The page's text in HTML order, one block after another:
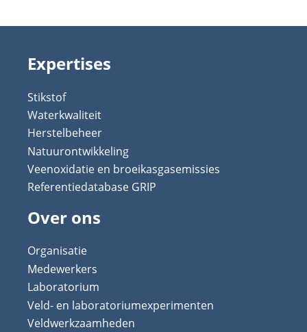
Expertises
Stikstof
Waterkwaliteit
Herstelbeheer
Natuurontwikkeling
Veenoxidatie en broeikasgasemissies
Referentiedatabase GRIP
Over ons
Organisatie
Medewerkers
Laboratorium
Veld- en laboratoriumexperimenten
Veldwerkzaamheden